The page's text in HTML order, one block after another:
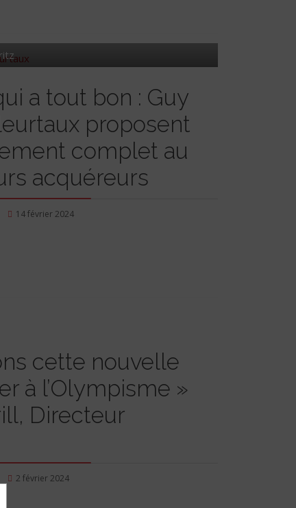
a tout bon : Guy
proposent
complet au
acquéreurs
14 février 2024
cette nouvelle
à l’Olympisme »
Directeur
2 février 2024